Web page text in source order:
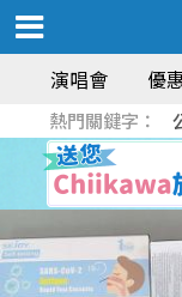
演唱會 優
熱門關鍵字：